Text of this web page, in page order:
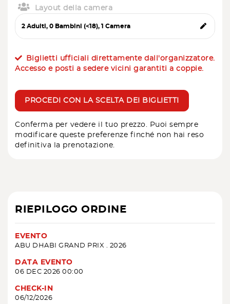
Layout della camera
Biglietti ufficiali direttamente dall'organizzatore.
Accesso e posti a sedere vicini garantiti a coppie.
PROCEDI CON LA SCELTA DEI BIGLIETTI
Conferma per vedere il tuo prezzo. Puoi sempre
modificare queste preferenze finché non hai reso
definitiva la prenotazione.
RIEPILOGO ORDINE
EVENTO
ABU DHABI GRAND PRIX . 2026
DATA EVENTO
06 DEC 2026 00:00
CHECK-IN
06/12/2026